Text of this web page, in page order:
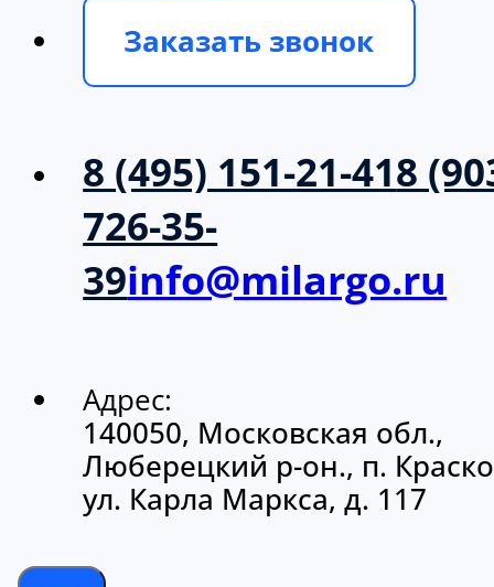
Заказать звонок
8 (495) 151-21-418
726-35-
39info@milargo.ru
Адрес:
140050, Московская обл.,
Люберецкий р-он., п.
ул. Карла Маркса, д. 117